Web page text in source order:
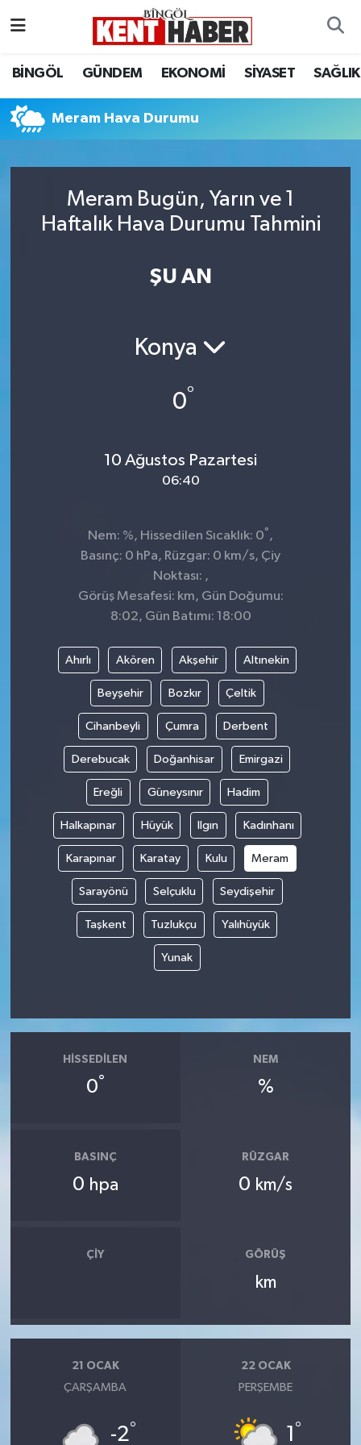
BİNGÖL GÜNDEM EKONOMİ SİYASET SAĞLIK
Meram Hava Durumu
Meram Bugün, Yarın ve 1
Haftalık Hava Durumu Tahmini
ŞU AN
Konya
0°
10 Ağustos Pazartesi
06:40
Nem: %, Hissedilen Sıcaklık: 0° ,
Basınç: 0 hPa, Rüzgar: 0 km/s, Çiy
Noktası: ,
Görüş Mesafesi: km, Gün Doğumu:
8:02, Gün Batımı: 18:00
Ahırlı Akören Akşehir Altınekin
Beyşehir Bozkır Çeltik
Cihanbeyli Çumra Derbent
Derebucak Doğanhisar Emirgazi
Ereğli Güneysınır Hadim
Halkapınar Hüyük Ilgın Kadınhanı
Karapınar Karatay Kulu Meram
Sarayönü Selçuklu Seydişehir
Taşkent Tuzlukçu Yalıhüyük
Yunak
HISSEDILEN
0°
NEM
%
BASINÇ
0 hpa
RÜZGAR
0 km/s
ÇIY GÖRÜŞ
km
21 OCAK
ÇARŞAMBA
-2°
22 OCAK
PERŞEMBE
1 °
BİLİM-TEKNOLOJİ
DÜNYA
EKONOMİ
RESMİ İLANLAR
SİYASET
SOLHAN
YAYLADERE
YEDİSU
Bingöl Hava Durumu
Bingöl Namaz Vakitleri
Süper Lig Puan Durumu ve Fikstür